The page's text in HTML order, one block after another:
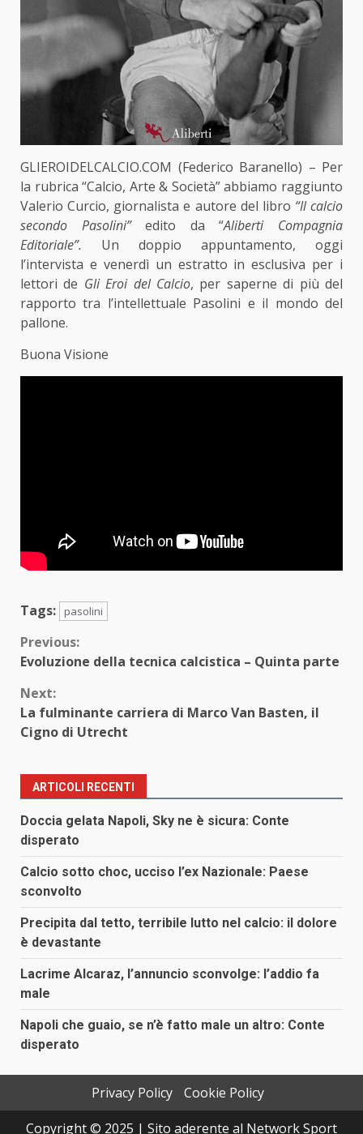
GLIEROIDELCALCIO.COM (Federico Baranello) – Per
la rubrica “Calcio, Arte & Società” abbiamo raggiunto
Valerio Curcio, giornalista e autore del libro “Il calcio
secondo Pasolini”edito da “Aliberti Compagnia
Editoriale”. Un doppio appuntamento, oggi
l’intervista e venerdì un estratto in esclusiva per i
lettori de Gli Eroi del Calcio, per saperne di più del
rapporto tra l’intellettuale Pasolini e il mondo del
pallone.
Buona Visione
Tags: pasolini
Continue
Previous:
Evoluzione della tecnica calcistica – Quinta parte
Next:
La fulminante carriera di Marco Van Basten, il
Cigno di Utrecht
ARTICOLI RECENTI
Doccia gelata Napoli, Sky ne è sicura: Conte
disperato
Calcio sotto choc, ucciso l’ex Nazionale: Paese
sconvolto
Precipita dal tetto, terribile lutto nel calcio: il dolore
è devastante
Lacrime Alcaraz, l’annuncio sconvolge: l’addio fa
male
Napoli che guaio, se n’è fatto male un altro: Conte
disperato
Privacy Policy
Cookie Policy
Copyright © 2025 | Sito aderente al Network Sport